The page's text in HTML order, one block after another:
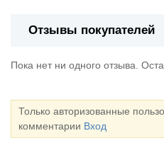
Отзывы покупателей
Пока нет ни одного отзыва.
Только авторизованные
комментарии Вход